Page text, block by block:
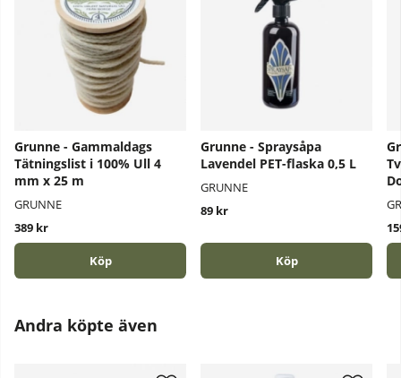
Grunne - Gammaldags
Tätningslist i 100% Ull 4
mm x 25 m
GRUNNE
389 kr
Köp
Grunne - Spraysåpa
Lavendel PET-flaska 0,5 L
GRUNNE
89 kr
Köp
Andra köpte även